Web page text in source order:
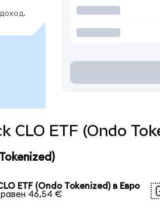
CLO ETF (Ondo
ETF (Ondo Tokenized) в Евро
равен 46,54 €